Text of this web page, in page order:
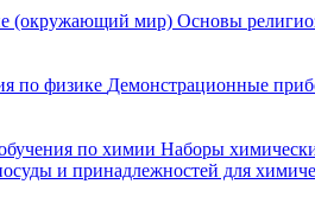
(окружающий мир) Основы
по физике Демонстрационные
по химии Наборы
и принадлежностей для